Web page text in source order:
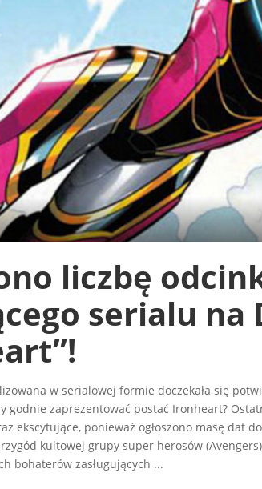
liczbę
serialu na
w serialowej formie doczekała się
godnie zaprezentować postać Ironheart?
ekscytujące, ponieważ ogłoszono masę dat
kultowej grupy super herosów
bohaterów zasługujących ...